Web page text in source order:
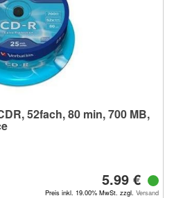
52fach, 80 min, 700 MB,
5.99 €
Preis inkl. 19.00% MwSt. zzgl. Versand